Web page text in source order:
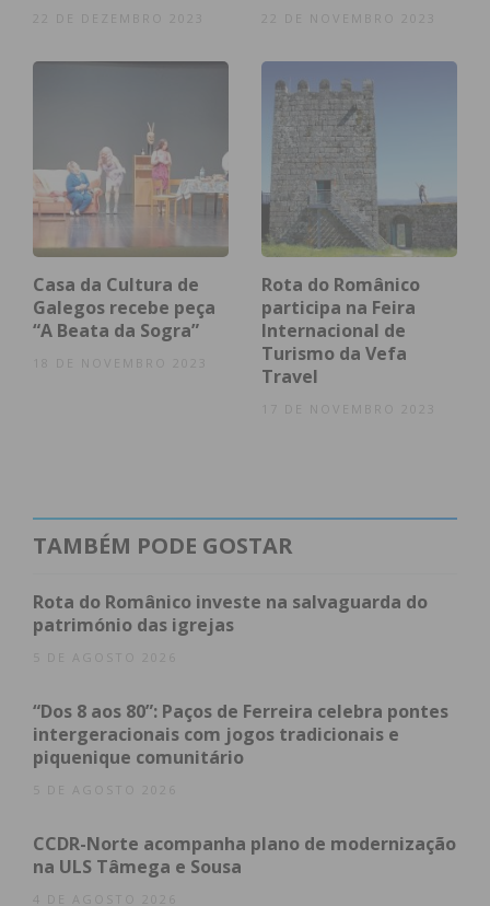
Casa da Cultura de
Galegos recebe peça
“A Beata da Sogra”
Rota do Românico
participa na Feira
Internacional de
Turismo da Vefa
Travel
17 DE NOVEMBRO 2023
TAMBÉM PODE GOSTAR
Rota do Românico investe na salvaguarda do
património das igrejas
5 DE AGOSTO 2026
“Dos 8 aos 80”: Paços de Ferreira celebra pontes
intergeracionais com jogos tradicionais e
piquenique comunitário
5 DE AGOSTO 2026
CCDR-Norte acompanha plano de modernização
na ULS Tâmega e Sousa
4 DE AGOSTO 2026